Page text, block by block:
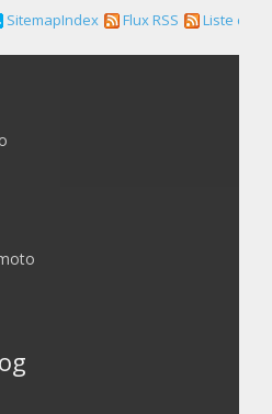
SitemapIndex Flux RSS Liste des